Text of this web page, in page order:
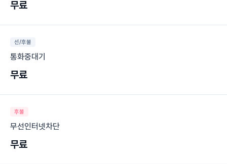
무료
선/후불
통화중대기
무료
후불
무선인터넷차단
무료